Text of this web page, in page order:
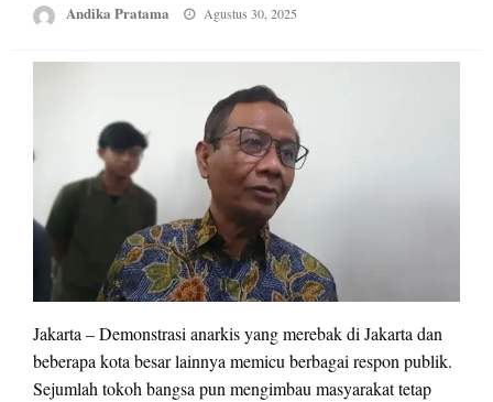
Andika Pratama
Posted
Agustus 30, 2025
Jakarta – Demonstrasi anarkis yang merebak di Jakarta dan
beberapa kota besar lainnya memicu berbagai respon publik.
Sejumlah tokoh bangsa pun mengimbau masyarakat tetap